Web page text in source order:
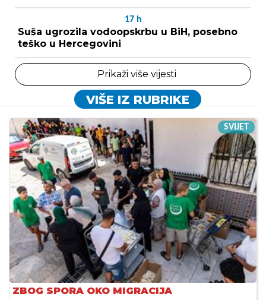
17 h
Suša ugrozila vodoopskrbu u BiH, posebno
teško u Hercegovini
Prikaži više vijesti
VIŠE IZ RUBRIKE
SVIJET
ZBOG SPORA OKO MIGRACIJA